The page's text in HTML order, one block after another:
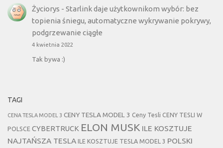
Życiorys - Starlink daje użytkownikom wybór: bez
topienia śniegu, automatyczne wykrywanie pokrywy,
podgrzewanie ciągłe
4 kwietnia 2022
Tak bywa :)
TAGI
CENA TESLA MODEL 3 CENY TESLA MODEL 3 Ceny Tesli CENY TESLI W
POLSCE CYBERTRUCK ELON MUSK ILE KOSZTUJE
NAJTAŃSZA TESLA ILE KOSZTUJE TESLA MODEL 3 POLSKI